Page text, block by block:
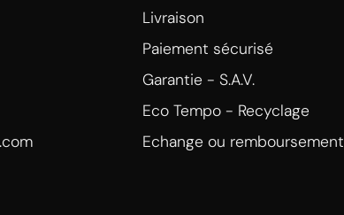
Livraison
Paiement sécurisé
Garantie - S.A.V.
Eco Tempo - Recyclage
Echange ou remboursement